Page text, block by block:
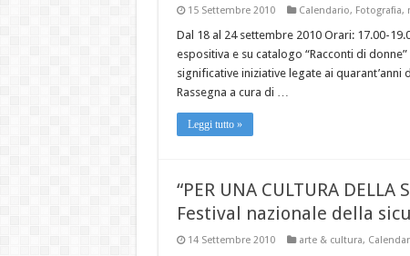
15 Settembre 2010 Calendario, Fotografia,
Dal 18 al 24 settembre 2010 Orari: 17.00-
espositiva e su catalogo “Racconti di
significative iniziative legate ai
Rassegna a cura di …
Leggi tutto »
“PER UNA CULTURA DELLA
Festival nazionale della
14 Settembre 2010 arte & cultura,